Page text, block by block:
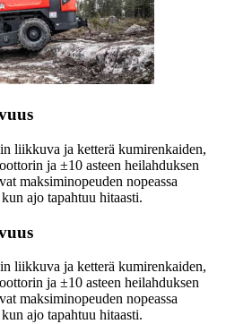
liikkuva ja ketterä kumirenkaiden,
ja ±10 asteen heilahduksen
maksiminopeuden nopeassa
ajo tapahtuu hitaasti.
liikkuva ja ketterä kumirenkaiden,
ja ±10 asteen heilahduksen
maksiminopeuden nopeassa
ajo tapahtuu hitaasti.